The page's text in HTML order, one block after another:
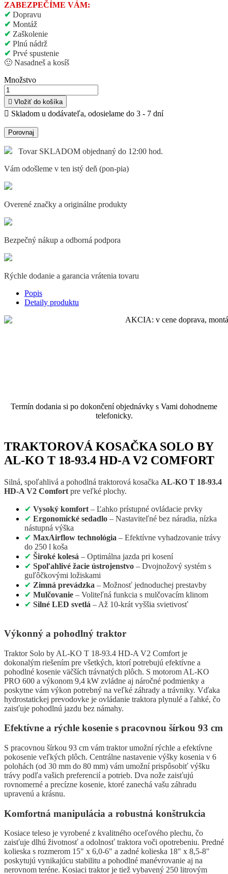
ZABEZPEČÍME VÁM:
✔ Dopravu
✔ Montáž
✔ Zaškolenie
✔ Plnú nádrž
✔ Prvé spustenie
🙂 Nasadneš a kosíš
Množstvo
 Vložiť do košíka
 Skladom u dodávateľa, odosielame do 3 - 7 dní
Porovnaj
Tovar SKLADOM objednaný do 12:00 hod.
Vám odošleme v ten istý deň (pon-pia)
Overené značky a originálne produkty
Bezpečný nákup a odborná podpora
Rýchle dodanie a garancia vrátenia tovaru
Popis
Detaily produktu
Termín dodania si po dokončení objednávky s Vami dohodneme
telefonicky.
TRAKTOROVÁ KOSAČKA SOLO BY
AL-KO T 18-93.4 HD-A V2 COMFORT
Silná, spoľahlivá a pohodlná traktorová kosačka AL-KO T 18-93.4
HD-A V2 Comfort pre veľké plochy.
✔ Vysoký komfort – Ľahko prístupné ovládacie prvky
✔ Ergonomické sedadlo – Nastaviteľné bez náradia, nízka
nástupná výška
✔ MaxAirflow technológia – Efektívne vyhadzovanie trávy
do 250 l koša
✔ Široké kolesá – Optimálna jazda pri kosení
✔ Spoľahlivé žacie ústrojenstvo – Dvojnožový systém s
guľôčkovými ložiskami
✔ Zimná prevádzka – Možnosť jednoduchej prestavby
✔ Mulčovanie – Voliteľná funkcia s mulčovacím klinom
✔ Silné LED svetlá – Až 10-krát vyššia svietivosť
Výkonný a pohodlný traktor
Traktor Solo by AL-KO T 18-93.4 HD-A V2 Comfort je
dokonalým riešením pre všetkých, ktorí potrebujú efektívne a
pohodlné kosenie väčších trávnatých plôch. S motorom AL-KO
PRO 600 a výkonom 9,4 kW zvládne aj náročné podmienky a
poskytne vám výkon potrebný na veľké záhrady a trávniky. Vďaka
hydrostatickej prevodovke je ovládanie traktora plynulé a ľahké, čo
zaisťuje pohodlnú jazdu bez námahy.
Efektívne a rýchle kosenie s pracovnou šírkou 93 cm
S pracovnou šírkou 93 cm vám traktor umožní rýchle a efektívne
pokosenie veľkých plôch. Centrálne nastavenie výšky kosenia v 6
polohách (od 30 mm do 80 mm) vám umožní prispôsobiť výšku
trávy podľa vašich preferencií a potrieb. Dva nože zaisťujú
rovnomerné a precízne kosenie, ktoré zanechá vašu záhradu
upravenú a krásnu.
Komfortná manipulácia a robustná konštrukcia
Kosiace teleso je vyrobené z kvalitného oceľového plechu, čo
zaisťuje dlhú životnosť a odolnosť traktora voči opotrebeniu. Predné
kolieska s rozmerom 15" x 6,0-6" a zadné kolieska 18" x 8,5-8"
poskytujú vynikajúcu stabilitu a pohodlné manévrovanie aj na
nerovnom teréne. Kosiaci traktor je tiež vybavený 250 litrovým